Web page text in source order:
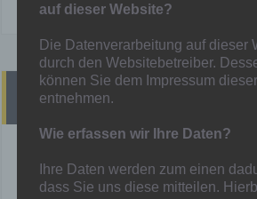
Heutige Spiele
!! Heute finden KEINE Spiele statt !!
Mehr unter:Spielplan
auf dieser Website?
Die Datenverarbeitung auf dieser
durch den Websitebetreiber.
können Sie dem Impressum
entnehmen.
Wie erfassen wir Ihre Daten?
Ihre Daten werden zum einen
dass Sie uns diese mitteilen.